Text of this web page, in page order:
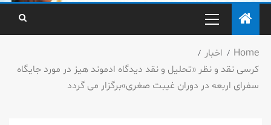
Home
اخبار
کرسی نقد و نظر «تحلیل و نقد دیدگاه ادموند هیز در مورد جایگاه
سفرای اربعه در دوران غیبت صغری»برگزار می گردد